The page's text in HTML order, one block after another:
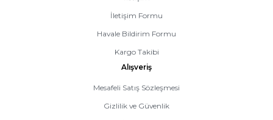
İletişim Formu
Havale Bildirim Formu
Kargo Takibi
Alışveriş
Mesafeli Satış Sözleşmesi
Gizlilik ve Güvenlik